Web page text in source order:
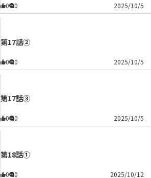
0 0 2025/10/5
第17話②
0 0 2025/10/5
第17話③
0 0 2025/10/5
第18話①
0 0 2025/10/12